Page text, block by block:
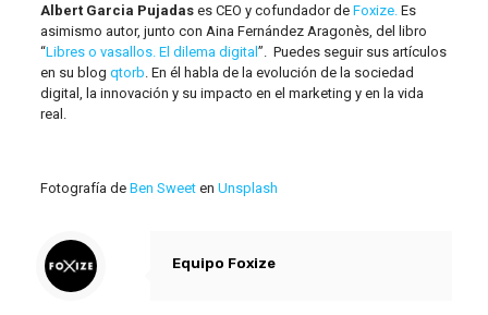
Albert Garcia Pujadases CEO y cofundador de Foxize.Es
asimismo autor, junto con Aina Fernández Aragonès, del libro
“Libres o vasallos. El dilema digital ”. Puedes seguir sus artículos
en su blog qtorb. En él habla de la evolución de la sociedad
digital, la innovación y su impacto en el marketing y en la vida
real.
Fotografía de Ben Sweeten Unsplash
Equipo Foxize